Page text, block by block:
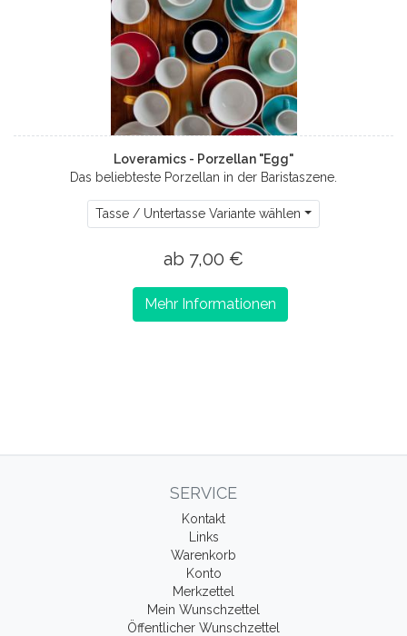
Loveramics - Porzellan "Egg"
Das beliebteste Porzellan in der Baristaszene.
Tasse / Untertasse Variante wählen
ab 7,00 €
Mehr Informationen
SERVICE
Kontakt
Links
Warenkorb
Konto
Merkzettel
Mein Wunschzettel
Öffentlicher Wunschzettel